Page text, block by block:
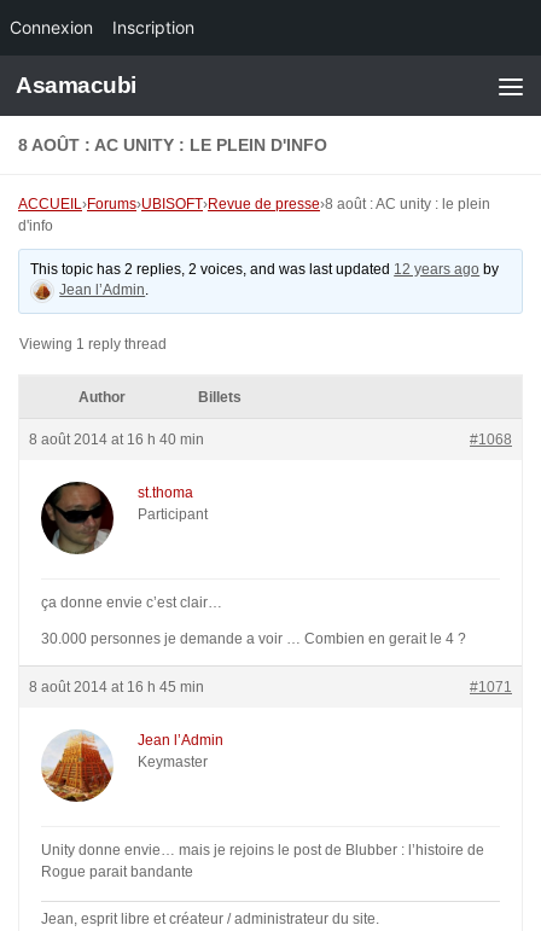
Connexion Inscription
Skip to content
Asamacubi
8 AOÛT : AC UNITY : LE PLEIN D'INFO
ACCUEIL›Forums›UBISOFT›Revue de presse›8 août : AC unity : le plein
d'info
This topic has 2 replies, 2 voices, and was last updated 12 years ago by
Jean l’Admin.
Viewing 1 reply thread
Author Billets
8 août 2014 at 16 h 40 min #1068
st.thoma
Participant
ça donne envie c’est clair…
30.000 personnes je demande a voir … Combien en gerait le 4 ?
8 août 2014 at 16 h 45 min #1071
Jean l’Admin
Keymaster
Unity donne envie… mais je rejoins le post de Blubber : l’histoire de
Rogue parait bandante
Jean, esprit libre et créateur / administrateur du site.